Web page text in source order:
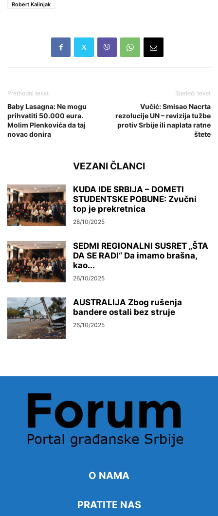
Robert Kalinjak
Prethodni tekst
Baby Lasagna: Ne mogu
prihvatiti 50.000 eura.
Molim Plenkovića da taj
novac donira
Sledeći tekst
Vučić: Smisao Nacrta
rezolucije UN – revizija tužbe
protiv Srbije ili naplata ratne
štete
VEZANI ČLANCI
KUDA IDE SRBIJA – DOMETI
STUDENTSKE POBUNE: Zvučni
top je prekretnica
28/10/2025
SEDMI REGIONALNI SUSRET „ŠTA
DA SE RADI“ Da imamo brašna,
kao...
26/10/2025
AUSTRALIJA Zbog rušenja
bandere ostali bez struje
26/10/2025
O NAMA
PRATITE NAS